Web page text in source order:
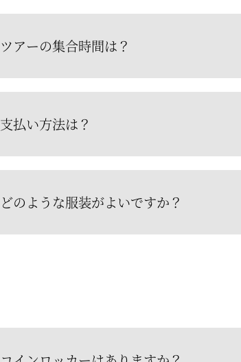
ツアーの集合時間は？
支払い方法は？
どのような服装がよいですか？